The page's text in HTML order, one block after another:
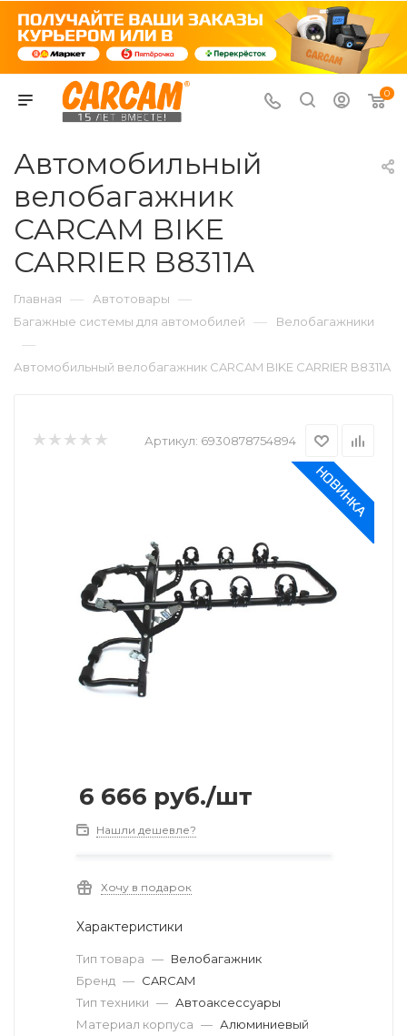
0
Автомобильный
велобагажник
CARCAM BIKE
CARRIER B8311A
Главная — Автотовары —
Багажные системы для автомобилей — Велобагажники
—
Автомобильный велобагажник CARCAM BIKE CARRIER B8311A
Артикул: 6930878754894
6 666 руб./шт
Нашли дешевле?
Хочу в подарок
Характеристики
Тип товара — Велобагажник
Бренд — CARCAM
Тип техники — Автоаксессуары
Материал корпуса — Алюминиевый